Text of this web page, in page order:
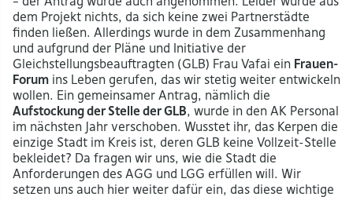
dem Projekt nichts, da sich keine zwei Partnerstädte
finden ließen. Allerdings wurde in dem Zusammenhang
und aufgrund der Pläne und Initiative der
Gleichstellungsbeauftragten (GLB) Frau Vafai ein Frauen-
Forum ins Leben gerufen, das wir stetig weiter entwickeln
wollen. Ein gemeinsamer Antrag, nämlich die
Aufstockung der Stelle der GLB, wurde in den AK Personal
im nächsten Jahr verschoben. Wusstet ihr, das Kerpen die
einzige Stadt im Kreis ist, deren GLB keine Vollzeit-Stelle
bekleidet? Da fragen wir uns, wie die Stadt die
Anforderungen des AGG und LGG erfüllen will. Wir
setzen uns auch hier weiter dafür ein, das diese wichtige